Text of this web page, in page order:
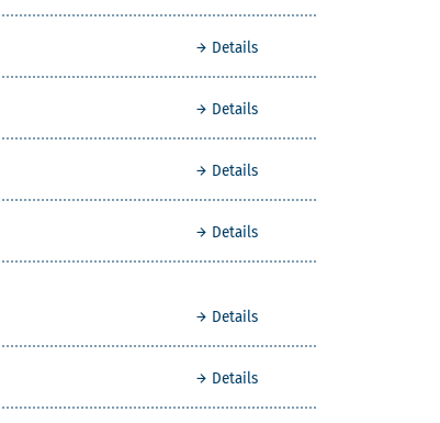
Details
Details
Details
Details
Details
Details